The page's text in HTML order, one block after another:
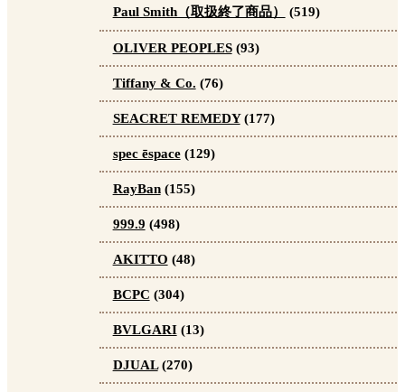
Paul Smith（取扱終了商品） (519)
OLIVER PEOPLES(93)
Tiffany & Co. (76)
SEACRET REMEDY(177)
spec ēspace(129)
RayBan(155)
999.9 (498)
AKITTO (48)
BCPC (304)
BVLGARI(13)
DJUAL(270)